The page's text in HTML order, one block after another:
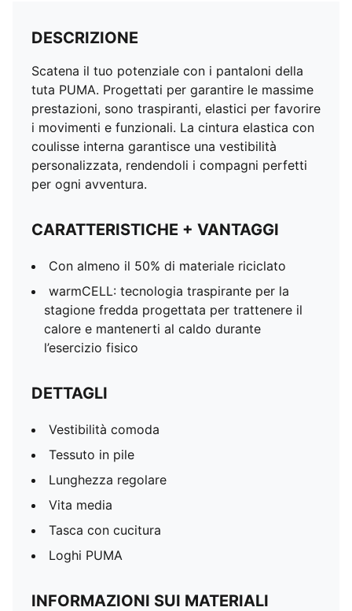
DESCRIZIONE
Scatena il tuo potenziale con i pantaloni della
tuta PUMA. Progettati per garantire le massime
prestazioni, sono traspiranti, elastici per favorire
i movimenti e funzionali. La cintura elastica con
coulisse interna garantisce una vestibilità
personalizzata, rendendoli i compagni perfetti
per ogni avventura.
CARATTERISTICHE + VANTAGGI
Con almeno il 50% di materiale riciclato
warmCELL: tecnologia traspirante per la
stagione fredda progettata per trattenere il
calore e mantenerti al caldo durante
l’esercizio fisico
DETTAGLI
Vestibilità comoda
Tessuto in pile
Lunghezza regolare
Vita media
Tasca con cucitura
Loghi PUMA
INFORMAZIONI SUI MATERIALI